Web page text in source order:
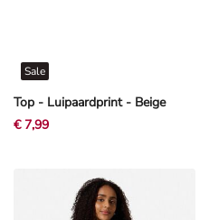
Top - Luipaardprint - Beige
Sale
€ 7,99